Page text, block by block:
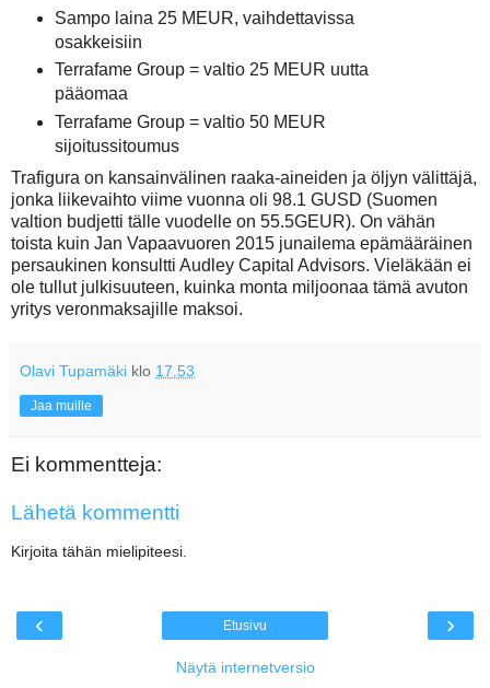
Sampo laina 25 MEUR, vaihdettavissa
osakkeisiin
Terrafame Group = valtio 25 MEUR uutta
pääomaa
Terrafame Group = valtio 50 MEUR
sijoitussitoumus
Trafigura on kansainvälinen raaka-aineiden ja öljyn välittäjä,
jonka liikevaihto viime vuonna oli 98.1 GUSD (Suomen
valtion budjetti tälle vuodelle on 55.5GEUR). On vähän
toista kuin Jan Vapaavuoren 2015 junailema epämääräinen
persaukinen konsultti Audley Capital Advisors. Vieläkään ei
ole tullut julkisuuteen, kuinka monta miljoonaa tämä avuton
yritys veronmaksajille maksoi.
Olavi Tupamäki klo 17.53
Jaa muille
Ei kommentteja:
Lähetä kommentti
Kirjoita tähän mielipiteesi.
‹ ›
Etusivu
Näytä internetversio